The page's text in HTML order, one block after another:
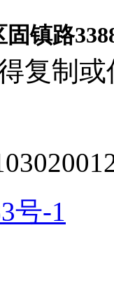
镇路
复制或
号-1